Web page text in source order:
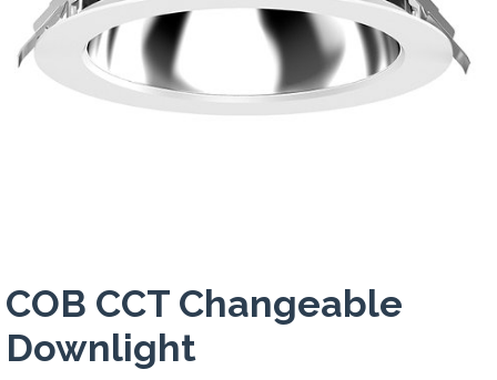
COB CCT Changeable
Downlight